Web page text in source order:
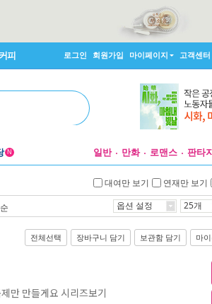
커피 로그인 회원가입 마이페이지 고객센터
N 일반 만화 로맨스 판타
대여만 보기 연재만 보기
옵션 설정 25개
전체선택 장바구니 담기 보관함 담기 마
제만 만들게요 시리즈보기